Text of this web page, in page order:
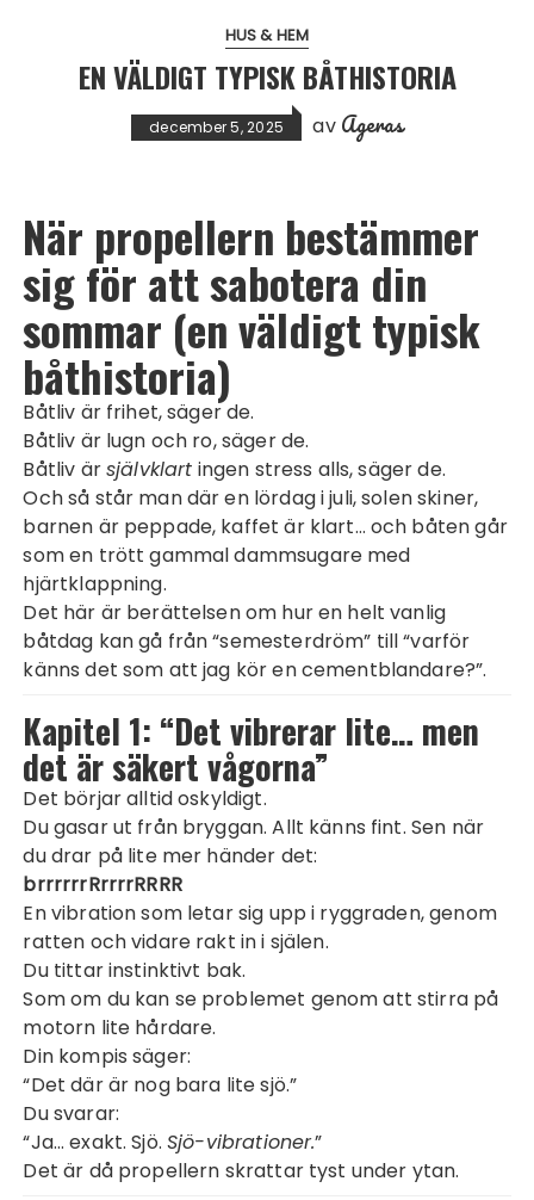
HUS & HEM
EN VÄLDIGT TYPISK BÅTHISTORIA
december 5, 2025 av Ageras
När propellern bestämmer
sig för att sabotera din
sommar (en väldigt typisk
båthistoria)
Båtliv är frihet, säger de.
Båtliv är lugn och ro, säger de.
Båtliv ärsjälvklart ingen stress alls, säger de.
Och så står man där en lördag i juli, solen skiner,
barnen är peppade, kaffet är klart… och båten går
som en trött gammal dammsugare med
hjärtklappning.
Det här är berättelsen om hur en helt vanlig
båtdag kan gå från “semesterdröm” till “varför
känns det som att jag kör en cementblandare?”.
Kapitel 1: “Det vibrerar lite… men
det är säkert vågorna”
Det börjar alltid oskyldigt.
Du gasar ut från bryggan. Allt känns fint. Sen när
du drar på lite mer händer det:
brrrrrrRrrrrRRRR
En vibration som letar sig upp i ryggraden, genom
ratten och vidare rakt in i själen.
Du tittar instinktivt bak.
Som om du kan se problemet genom att stirra på
motorn lite hårdare.
Din kompis säger:
“Det där är nog bara lite sjö.”
Du svarar:
“Ja… exakt. Sjö.Sjö-vibrationer.”
Det är då propellern skrattar tyst under ytan.